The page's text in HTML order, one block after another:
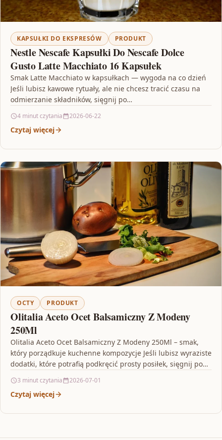
KAPSUŁKI DO EKSPRESÓW PRODUKT
Nestle Nescafe Kapsułki Do Nescafe Dolce
Gusto Latte Macchiato 16 Kapsułek
Smak Latte Macchiato w kapsułkach — wygoda na co dzień
Jeśli lubisz kawowe rytuały, ale nie chcesz tracić czasu na
odmierzanie składników, sięgnij po…
4 minut czytania 2026-06-22
Czytaj więcej
OCTY PRODUKT
Olitalia Aceto Ocet Balsamiczny Z Modeny
250Ml
Olitalia Aceto Ocet Balsamiczny Z Modeny 250Ml – smak,
który porządkuje kuchenne kompozycje Jeśli lubisz wyraziste
dodatki, które potrafią podkręcić prosty posiłek, sięgnij po…
3 minut czytania 2026-07-01
Czytaj więcej